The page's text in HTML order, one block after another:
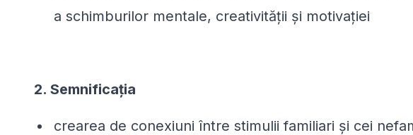
a schimburilor mentale, creativității și motivației
2. Semnificația
crearea de conexiuni între stimulii familiari și cei